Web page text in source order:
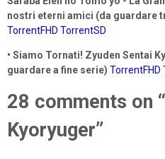
nostri eterni amici (da guardare
TorrentFHD TorrentSD
• Siamo Tornati! Zyuden Sentai
guardare a fine serie) TorrentFHD
28 comments on
Kyoryuger”